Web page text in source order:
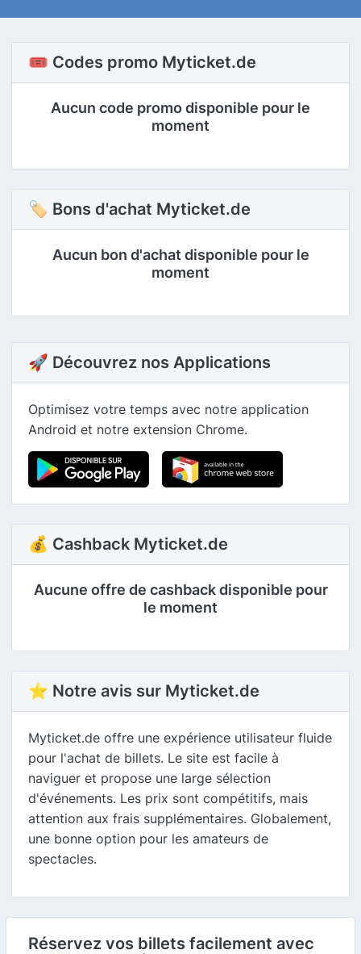
🎟️ Codes promo Myticket.de
Aucun code promo disponible pour le
moment
🏷 Bons d'achat Myticket.de
Aucun bon d'achat disponible pour le
moment
🚀 Découvrez nos Applications
Optimisez votre temps avec notre application
Android et notre extension Chrome.
💰 Cashback Myticket.de
Aucune offre de cashback disponible pour
le moment
⭐ Notre avis sur Myticket.de
Myticket.de offre une expérience utilisateur fluide
pour l'achat de billets. Le site est facile à
naviguer et propose une large sélection
d'événements. Les prix sont compétitifs, mais
attention aux frais supplémentaires. Globalement,
une bonne option pour les amateurs de
spectacles.
Réservez vos billets facilement avec